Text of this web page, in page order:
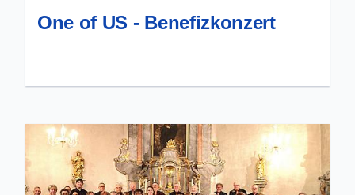
One of US - Benefizkonzert